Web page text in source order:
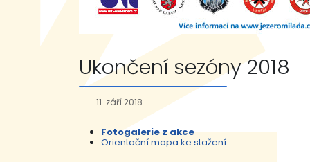
Ukončení sezóny 2018
11. září 2018
Fotogalerie z akce
Orientační mapa ke stažení